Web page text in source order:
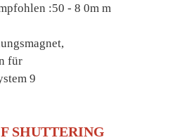
:50 - 8 0m m
SHUTTERING